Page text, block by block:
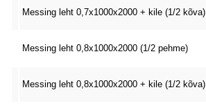
Messing leht 0,7x1000x2000 + kile (1/2 kõva)
Messing leht 0,8x1000x2000 (1/2 pehme)
Messing leht 0,8x1000x2000 + kile (1/2 kõva)